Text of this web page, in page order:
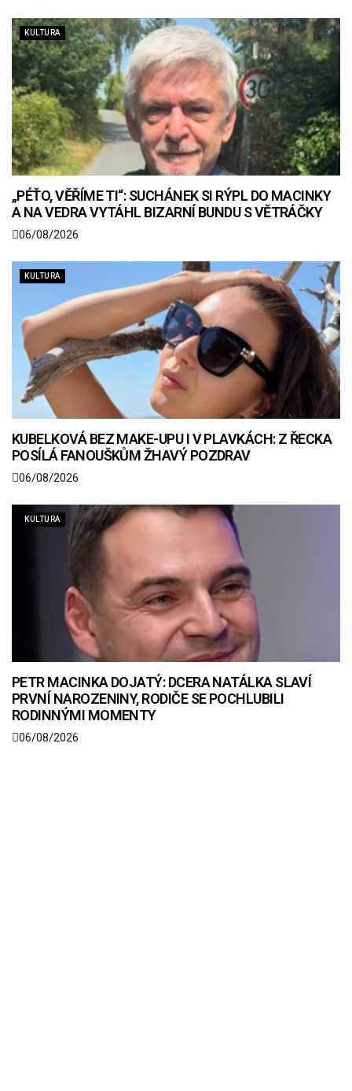
KULTURA
„PÉŤO, VĚŘÍME TI“: SUCHÁNEK SI RÝPL DO MACINKY
A NA VEDRA VYTÁHL BIZARNÍ BUNDU S VĚTRÁČKY
06/08/2026
KULTURA
KUBELKOVÁ BEZ MAKE-UPU I V PLAVKÁCH: Z ŘECKA
POSÍLÁ FANOUŠKŮM ŽHAVÝ POZDRAV
06/08/2026
KULTURA
PETR MACINKA DOJATÝ: DCERA NATÁLKA SLAVÍ
PRVNÍ NAROZENINY, RODIČE SE POCHLUBILI
RODINNÝMI MOMENTY
06/08/2026